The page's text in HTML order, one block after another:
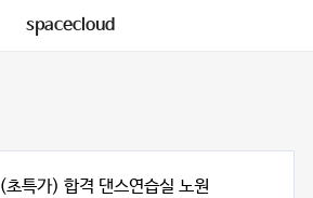
spacecloud
(초특가) 합격 댄스연습실 노원